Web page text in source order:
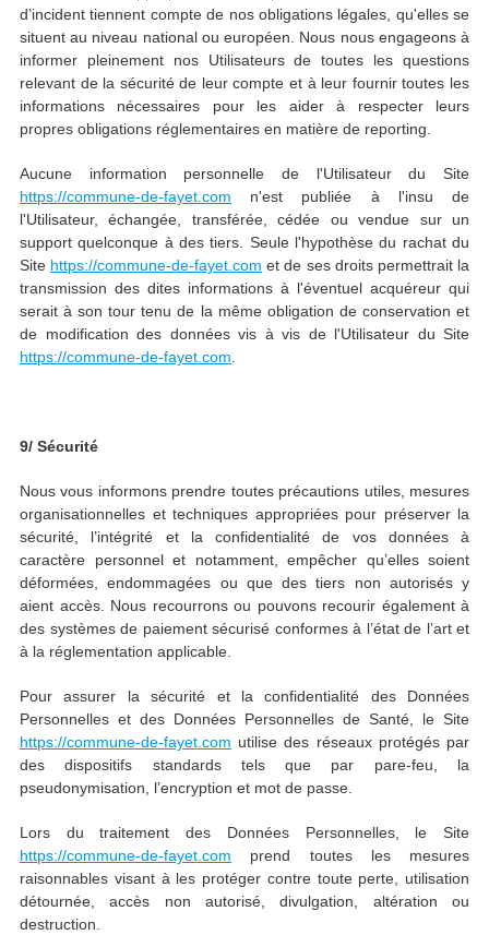
d’incident tiennent compte de nos obligations légales, qu'elles se
situent au niveau national ou européen. Nous nous engageons à
informer pleinement nos Utilisateurs de toutes les questions
relevant de la sécurité de leur compte et à leur fournir toutes les
informations nécessaires pour les aider à respecter leurs
propres obligations réglementaires en matière de reporting.
Aucune information personnelle de l'Utilisateur du Site
https://commune-de-fayet.com n'est publiée à l'insu de
l'Utilisateur, échangée, transférée, cédée ou vendue sur un
support quelconque à des tiers. Seule l'hypothèse du rachat du
Site https://commune-de-fayet.com et de ses droits permettrait la
transmission des dites informations à l'éventuel acquéreur qui
serait à son tour tenu de la même obligation de conservation et
de modification des données vis à vis de l'Utilisateur du Site
https://commune-de-fayet.com
9/ Sécurité
Nous vous informons prendre toutes précautions utiles, mesures
organisationnelles et techniques appropriées pour préserver la
sécurité, l’intégrité et la confidentialité de vos données à
caractère personnel et notamment, empêcher qu’elles soient
déformées, endommagées ou que des tiers non autorisés y
aient accès. Nous recourrons ou pouvons recourir également à
des systèmes de paiement sécurisé conformes à l’état de l’art et
à la réglementation applicable.
Pour assurer la sécurité et la confidentialité des Données
Personnelles et des Données Personnelles de Santé, le Site
https://commune-de-fayet.com utilise des réseaux protégés par
des dispositifs standards tels que par pare-feu, la
pseudonymisation, l’encryption et mot de passe.
Lors du traitement des Données Personnelles, le Site
https://commune-de-fayet.com prend toutes les mesures
raisonnables visant à les protéger contre toute perte, utilisation
détournée, accès non autorisé, divulgation, altération ou
destruction.